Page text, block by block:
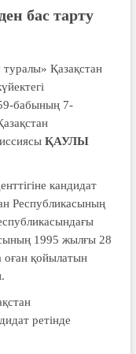
бас тарту
туралы» Қазақстан
бабының 7-
ҚАУЛЫ
кандидат
Республикасының
1995 жылғы 28
оған қойылатын
ретінде